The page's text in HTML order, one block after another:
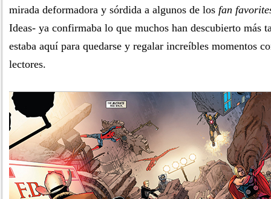
mirada deformadora y sórdida a algunos de los fan
Ideas- ya confirmaba lo que muchos han descubierto más
estaba aquí para quedarse y regalar increíbles momentos
lectores.